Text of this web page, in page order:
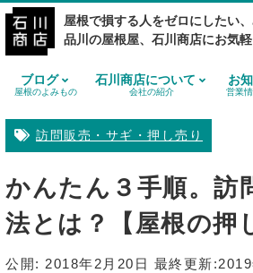
屋根で損する人をゼロにしたい
品川の屋根屋、石川商店にお気
ブログ
屋根のよみもの
石川商店について
会社の紹介
お
営業
訪問販売・サギ・押し売り
かんたん３手順。訪
法とは？【屋根の
公開: 2018年2月20日 最終更新: